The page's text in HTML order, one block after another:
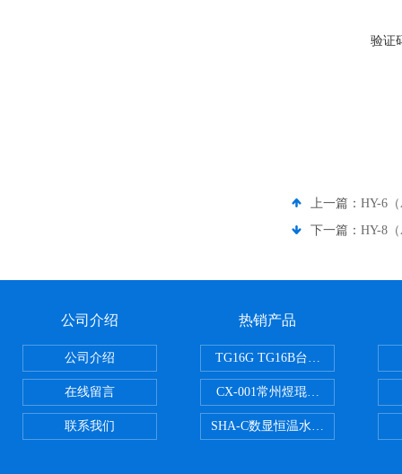
验证
上一篇： HY-6
下一篇： HY-8
公司介绍
公司介绍
在线留言
联系我们
热销产品
TG16G TG16B台式高速离心机
CX-001常州煜琨电热铝块加热器
SHA-C数显恒温水浴振荡器往复